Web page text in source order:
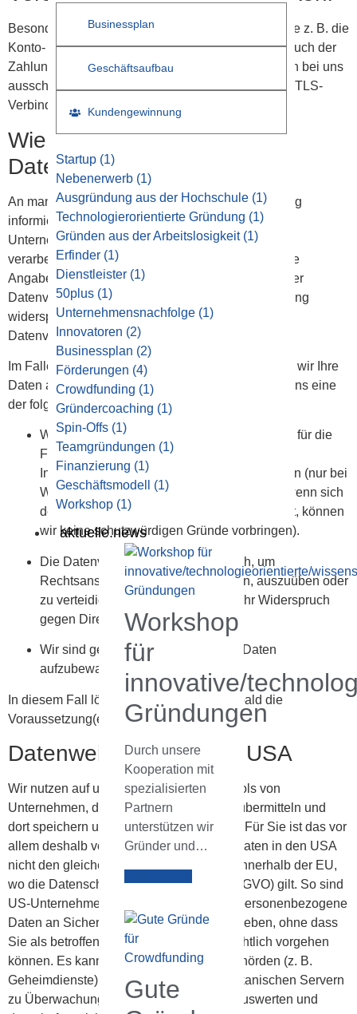
Businessplan
Geschäftsaufbau
Kundengewinnung
Startup (1)
Nebenerwerb (1)
Ausgründung aus der Hochschule (1)
Technologierorientierte Gründung (1)
Gründen aus der Arbeitslosigkeit (1)
Erfinder (1)
Dienstleister (1)
50plus (1)
Unternehmensnachfolge (1)
Innovatoren (2)
Businessplan (2)
Förderungen (4)
Crowdfunding (1)
Gründercoaching (1)
Spin-Offs (1)
Teamgründungen (1)
Finanzierung (1)
Geschäftsmodell (1)
Workshop (1)
aktuelle.news
Workshop
für
innovative/
Gründungen
Durch unsere
Kooperation mit
spezialisierten
Partnern
unterstützen wir
Gründer und…
Gute
Besonders schutzbedürftig sind Zahlungsdaten, wie z. B. die
Konto- oder Kreditkartennummer. Deshalb erfolgt auch der
Zahlungsverkehr mit den gängigen Zahlungsmitteln bei uns
ausschließlich über eine verschlüsselte SSL- bzw. TLS-
Verbindung.
Wie lange speichern wir Ihre
Daten?
An manchen Stellen in dieser Datenschutzerklärung
informieren wir Sie darüber, wie lange wir oder die
Unternehmen, die Ihre Daten in unserem Auftrag
verarbeiten, Ihre Daten speichern. Fehlt eine solche
Angabe, speichern wir Ihre Daten, bis der Zweck der
Datenverarbeitung entfällt, Sie der Datenverarbeitung
widersprechen oder Sie Ihre Einwilligung in die
Datenverarbeitung widerrufen.
Im Falle eines Widerspruchs oder Widerrufs dürfen wir Ihre
Daten allerdings weiterverarbeiten, wenn mindestens eine
der folgenden Voraussetzungen vorliegt:
Wir haben zwingende schutzwürdige Gründe für die
Fortsetzung der Datenverarbeitung, die Ihre
Interessen, Rechte und Freiheiten überwiegen (nur bei
Widerspruch gegen die Datenverarbeitung; wenn sich
der Widerspruch gegen Direktwerbung richtet, können
wir keine schutzwürdigen Gründe vorbringen).
Die Datenverarbeitung ist erforderlich, um
Rechtsansprüche geltend zu machen, auszuüben oder
zu verteidigen (gilt nicht, wenn sich Ihr Widerspruch
gegen Direktwerbung richtet).
Wir sind gesetzlich verpflichtet, Ihre Daten
aufzubewahren.
In diesem Fall löschen wir Ihre Daten, sobald die
Voraussetzung(en) entfällt bzw. entfallen.
Datenweitergabe in die USA
Wir nutzen auf unserer Webseite auch Tools von
Unternehmen, die Ihre Daten in die USA übermitteln und
dort speichern und ggf. weiterverarbeiten. Für Sie ist das vor
allem deshalb von Bedeutung, weil Ihre Daten in den USA
nicht den gleichen Schutz genießen wie innerhalb der EU,
wo die Datenschutzgrundverordnung (DSGVO) gilt. So sind
US-Unternehmen z. B. dazu verpflichtet, personenbezogene
Daten an Sicherheitsbehörden herauszugeben, ohne dass
Sie als betroffene Person hiergegen gerichtlich vorgehen
können. Es kann daher sein, dass US-Behörden (z. B.
Geheimdienste) Ihre Daten auf US-amerikanischen Servern
zu Überwachungszwecken verarbeiten, auswerten und